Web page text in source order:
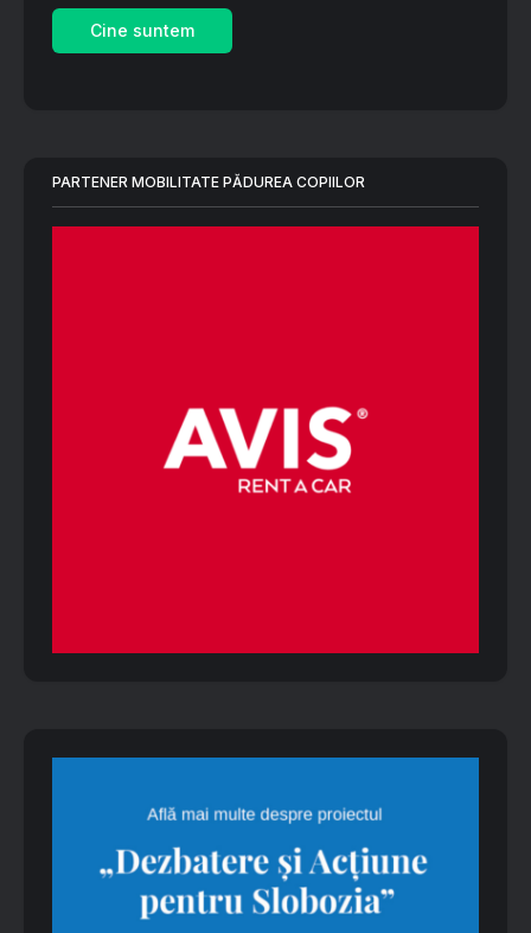
Cine suntem
PARTENER MOBILITATE PĂDUREA COPIILOR